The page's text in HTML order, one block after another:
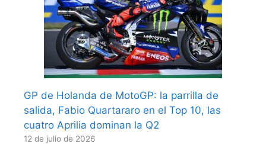
GP de Holanda de MotoGP: la parrilla de
salida, Fabio Quartararo en el Top 10, las
cuatro Aprilia dominan la Q2
12 de julio de 2026